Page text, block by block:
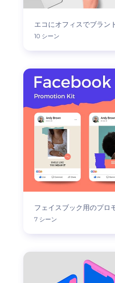
エコにオフィスでブラン
10 シーン
フェイスブック用のプロ
7 シーン